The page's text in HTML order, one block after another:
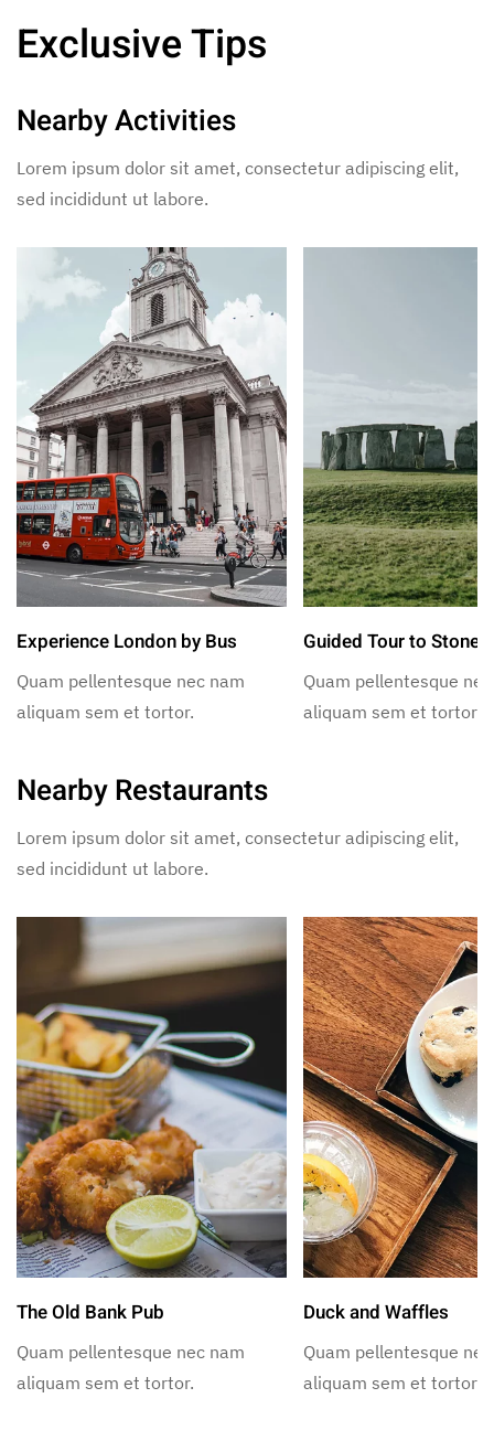
Exclusive Tips
Nearby Activities
Lorem ipsum dolor sit amet, consectetur adipiscing elit,
sed incididunt ut labore.
Experience London by Bus
Quam pellentesque nec nam
aliquam sem et tortor.
Guided Tour to
Quam pellentesque
aliquam sem et tortor.
Nearby Restaurants
Lorem ipsum dolor sit amet, consectetur adipiscing elit,
sed incididunt ut labore.
The Old Bank Pub
Quam pellentesque nec nam
aliquam sem et tortor.
Duck and Waffles
Quam pellentesque
aliquam sem et tortor.